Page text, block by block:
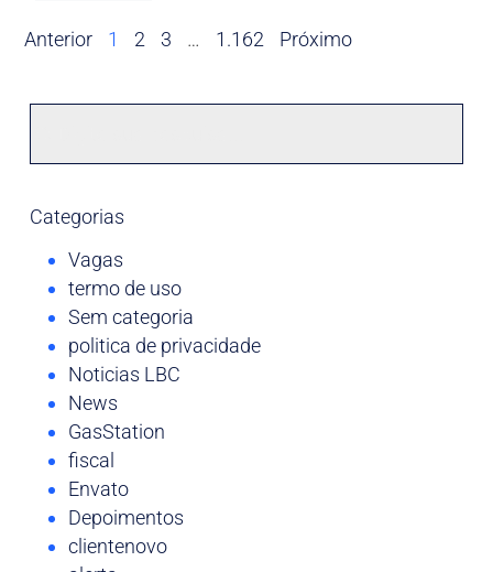
Anterior 1 2 3 … 1.162 Próximo
Categorias
Vagas
termo de uso
Sem categoria
politica de privacidade
Noticias LBC
News
GasStation
fiscal
Envato
Depoimentos
clientenovo